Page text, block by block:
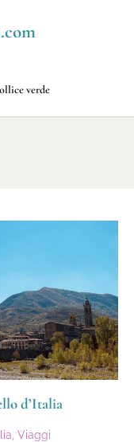
verde
d’Italia
Viaggi